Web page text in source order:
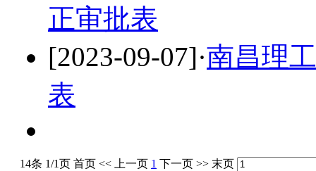
正审批表
[2023-09-07]·南昌理
表
14条 1/1页 首页 << 上一页 1 下一页 >> 末页